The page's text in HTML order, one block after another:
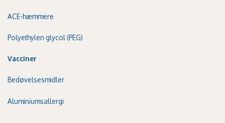
ACE-hæmmere
Polyethylen glycol (PEG)
Vacciner
Bedøvelsesmidler
Aluminiumsallergi